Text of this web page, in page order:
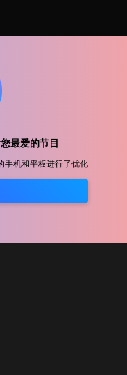
最爱的节目
手机和平板进行了优化